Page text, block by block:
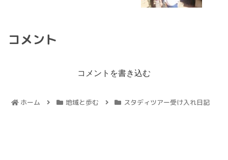
コメント
コメントを書き込む
ホーム 地域と歩む スタディツアー受け入れ日記